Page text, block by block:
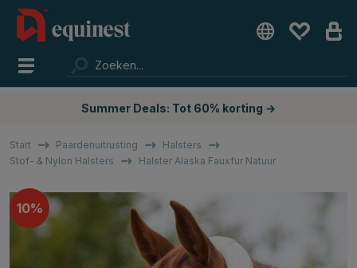
Summer Deals: Tot 60% korting →
Start Paardenuitrusting
Halsters
Stof- & Nylon Halsters
Halster Alaska Fauxfur Natuur
10%